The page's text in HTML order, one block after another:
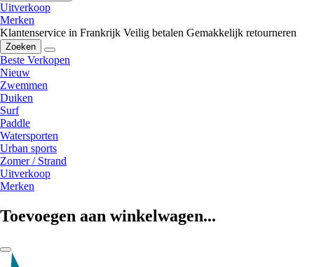
Uitverkoop
Merken
Klantenservice in Frankrijk Veilig betalen Gemakkelijk retourneren
Zoeken
Beste Verkopen
Nieuw
Zwemmen
Duiken
Surf
Paddle
Watersporten
Urban sports
Zomer / Strand
Uitverkoop
Merken
Toevoegen aan winkelwagen...